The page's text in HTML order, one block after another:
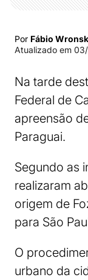
Por Fábio
Atualizado em
Na tarde
Federal de
apreensão
Paraguai.
Segundo as
realizaram
origem de
para São
O
urbano da